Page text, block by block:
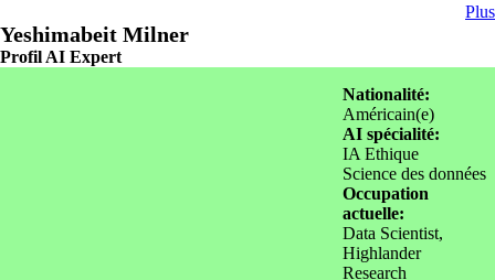
Plus
Yeshimabeit Milner
Profil AI Expert
Nationalité:
Américain(e)
AI spécialité:
IA Ethique
Science des données
Occupation
actuelle:
Data Scientist,
Highlander
Research